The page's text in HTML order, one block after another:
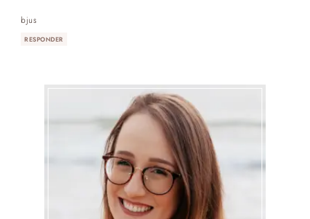
bjus
RESPONDER